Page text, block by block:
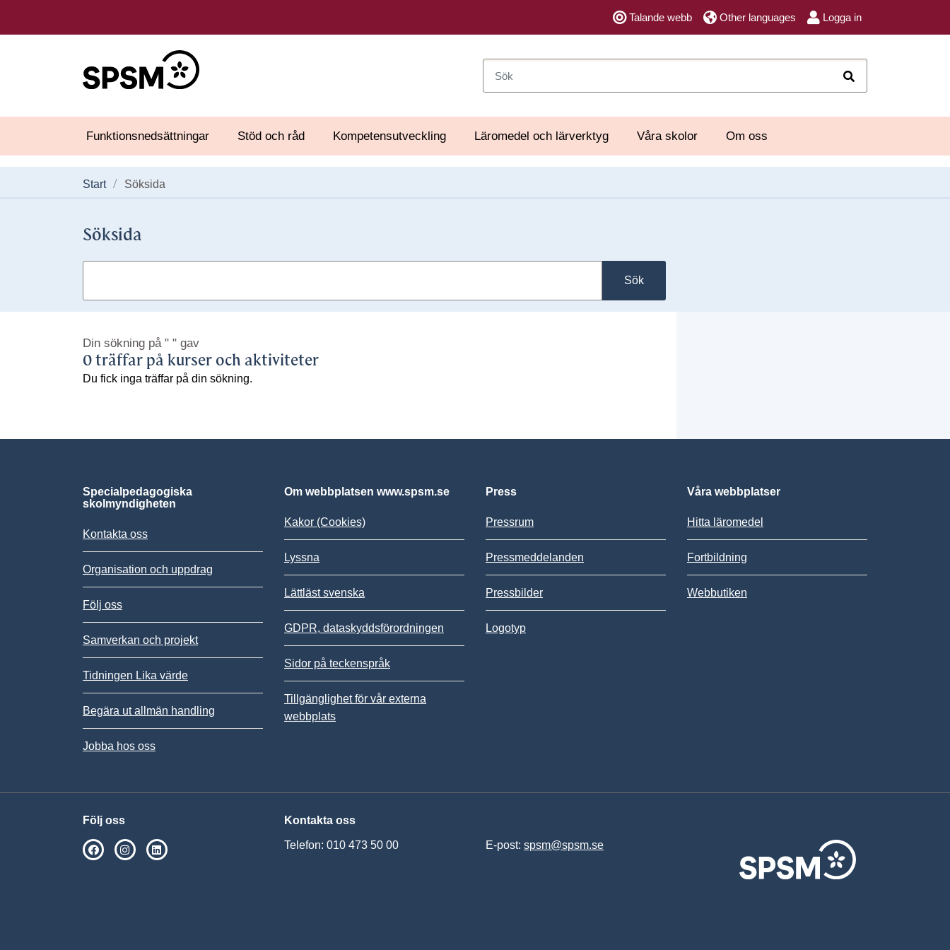
Talande webb Other languages Logga in
Funktionsnedsättningar Stöd och råd Kompetensutveckling Läromedel och lärverktyg Våra skolor Om oss
Start Söksida
Söksida
Sök
Din sökning på " " gav
0 träffar på kurser och aktiviteter
Du fick inga träffar på din sökning.
Specialpedagogiska
skolmyndigheten
Kontakta oss
Organisation och uppdrag
Följ oss
Samverkan och projekt
Tidningen Lika värde
Begära ut allmän handling
Jobba hos oss
Om webbplatsen www.spsm.se
Kakor (Cookies)
Lyssna
Lättläst svenska
GDPR, dataskyddsförordningen
Sidor på teckenspråk
Tillgänglighet för vår externa
webbplats
Press
Pressrum
Pressmeddelanden
Pressbilder
Logotyp
Våra webbplatser
Hitta läromedel
Fortbildning
Webbutiken
Följ oss
SPSM på Facebook
SPSM på Instagram
Kontakta oss
Telefon: 010 473 50 00 E-post: spsm@spsm.se